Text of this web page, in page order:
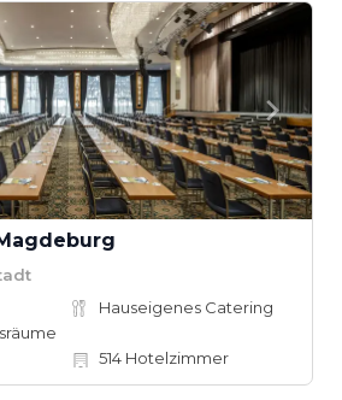
Hauseigenes Catering
514 Hotelzimmer